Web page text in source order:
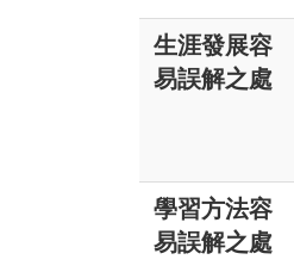
生涯發展容
易誤解之處
學習方法容
易誤解之處